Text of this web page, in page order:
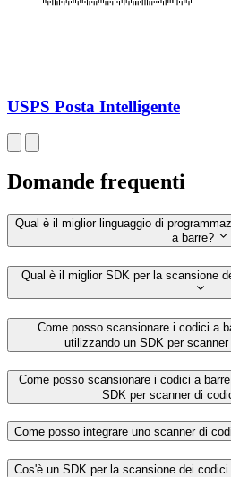
USPS Posta Intelligente
Domande frequenti
Qual è il miglior linguaggio di
a barre?
Come posso scansionare i codici a
utilizzando un SDK per
Come posso scansionare i codici a
SDK per scanner di
Come posso integrare uno scanner di
Cos'è un SDK per la scansione dei codici